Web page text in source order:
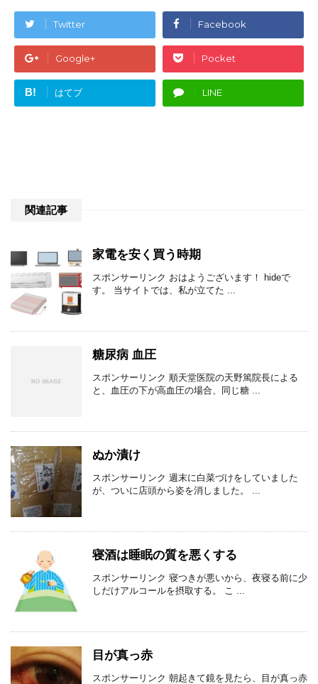
Twitter Facebook
Google+ Pocket
B! はてブ LINE
関連記事
家電を安く買う時期
スポンサーリンク おはようございます！ hideで
す。 当サイトでは、私が立てた ...
糖尿病 血圧
スポンサーリンク 順天堂医院の天野篤院長による
と、血圧の下が高血圧の場合、同じ糖 ...
ぬか漬け
スポンサーリンク 週末に白菜づけをしていました
が、ついに店頭から姿を消しました。 ...
寝酒は睡眠の質を悪くする
スポンサーリンク 寝つきが悪いから、夜寝る前に少
しだけアルコールを摂取する。 こ ...
目が真っ赤
スポンサーリンク 朝起きて鏡を見たら、目が真っ赤